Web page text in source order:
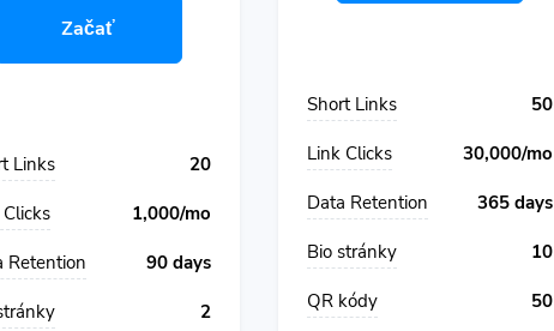
Začať
Links 20
1,000/mo
Retention 90 days
2
Short Links 50
Link Clicks 30,000/mo
Data Retention 365 days
Bio stránky 10
QR kódy 50